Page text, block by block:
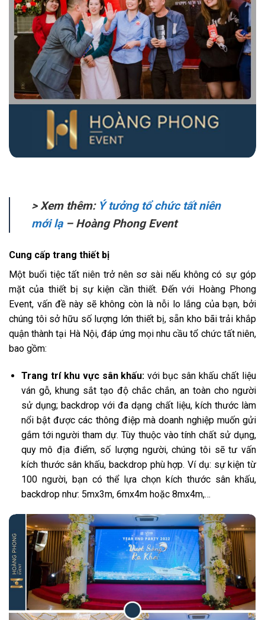
> Xem thêm:Ý tưởng tổ chức tất niên
mới lạ– Hoàng Phong Event
Cung cấp trang thiết bị
Một buổi tiệc tất niên trở nên sơ sài nếu không có sự góp
mặt của thiết bị sự kiện cần thiết. Đến với Hoàng Phong
Event, vấn đề này sẽ không còn là nỗi lo lắng của bạn, bởi
chúng tôi sở hữu số lượng lớn thiết bị, sẵn kho bãi trải khắp
quận thành tại Hà Nội, đáp ứng mọi nhu cầu tổ chức tất niên,
bao gồm:
Trang trí khu vực sân khấu:vớibục sân khấu chất liệu
ván gỗ, khung sắt tạo độ chắc chắn, an toàn cho người
sử dụng; backdrop với đa dạng chất liệu, kích thước làm
nổi bật được các thông điệp mà doanh nghiệp muốn gửi
gắm tới người tham dự. Tùy thuộc vào tính chất sử dụng,
quy mô địa điểm, số lượng người, chúng tôi sẽ tư vấn
kích thước sân khấu, backdrop phù hợp. Ví dụ: sự kiện từ
100 người, bạn có thể lựa chọn kích thước sân khấu,
backdrop như: 5mx3m, 6mx4m hoặc 8mx4m,…